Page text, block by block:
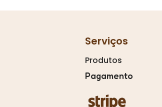
Serviços
Produtos
Pagamento